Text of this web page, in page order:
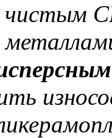
чистым